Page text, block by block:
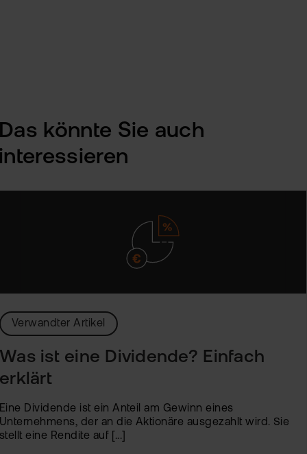
könnte Sie auch
Verwandter Artikel
Was ist eine Dividende? Einfach
erklärt
Eine Dividende ist ein Anteil am Gewinn eines
Unternehmens, der an die Aktionäre ausgezahlt wird. Sie
stellt eine Rendite auf [...]